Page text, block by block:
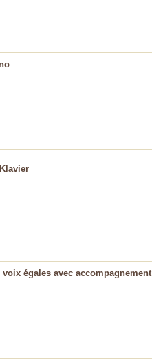
égales avec accompagnement